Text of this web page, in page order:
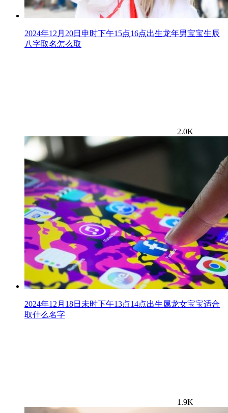
2024年12月20日申时下午15点16点出生龙年男宝宝生辰
八字取名怎么取
2.0K
2024年12月18日未时下午13点14点出生属龙女宝宝适合
取什么名字
1.9K